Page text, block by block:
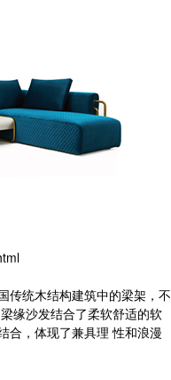
传统木结构建筑中的梁架，不
缘沙发结合了柔软舒适的软
合，体现了兼具理 性和浪漫